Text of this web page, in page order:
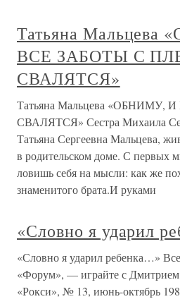
Татьяна
ВСЕ ЗАБОТЫ С
СВАЛЯТСЯ»
Татьяна Мальцева
СВАЛЯТСЯ» Сестра Михаила
Татьяна Сергеевна Мальцева,
в родительском доме. С первых
ловишь себя на мысли: как же
знаменитого брата.И руками
«Словно я ударил
«Словно я ударил ребенка…»
«Форум», — играйте с
«Рокси», № 13, июнь-октябрь